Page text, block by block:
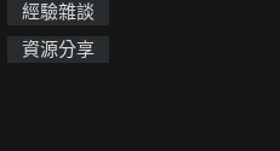
經驗雜談
資源分享